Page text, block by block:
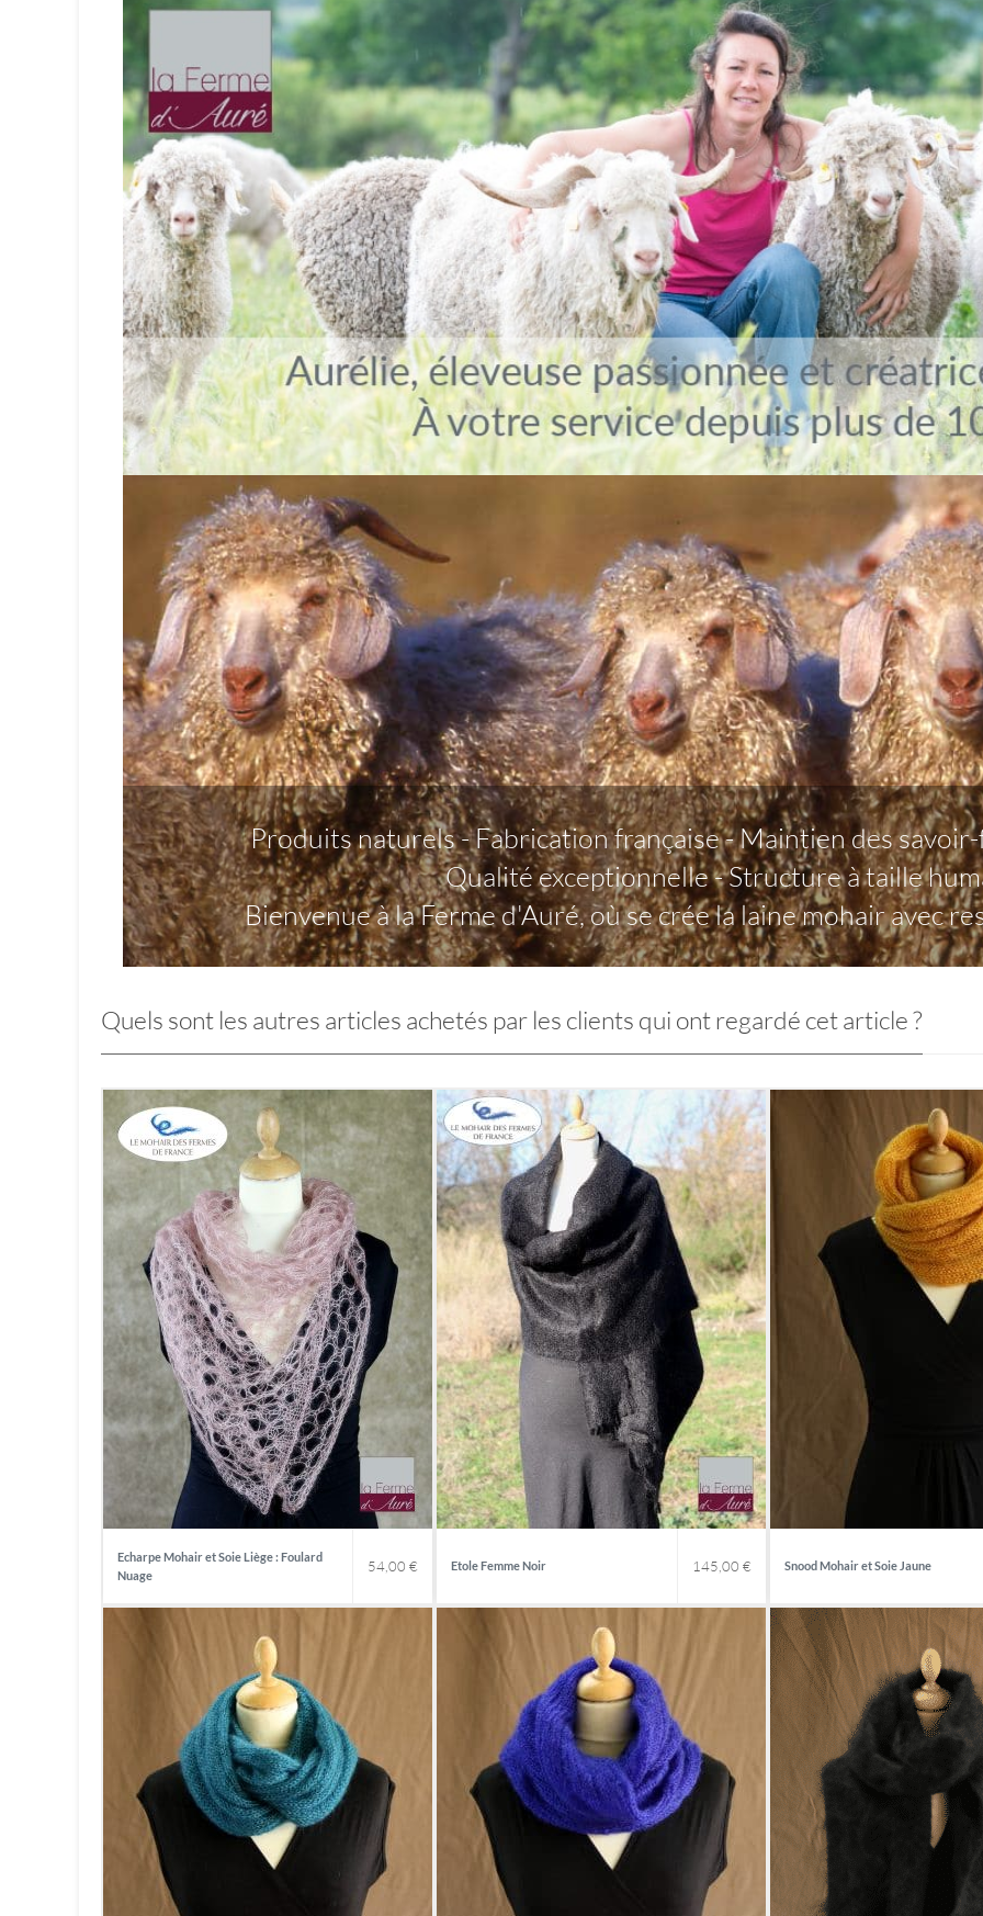
Produits naturels - Fabrication française - Maintien des
Qualité exceptionnelle - Structure à taille
Bienvenue à la Ferme d'Auré, où se crée la laine mohair avec
Quels sont les autres articles achetés par les clients qui ont regardé cet article ?
54,00 €
Echarpe Mohair et Soie Liège : Foulard
Nuage
145,00 €
Etole Femme Noir Snood Mohair et Soie Jaune